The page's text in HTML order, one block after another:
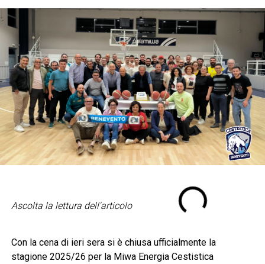
Ascolta la lettura dell'articolo
Con la cena di ieri sera si è chiusa ufficialmente la
stagione 2025/26 per la Miwa Energia Cestistica